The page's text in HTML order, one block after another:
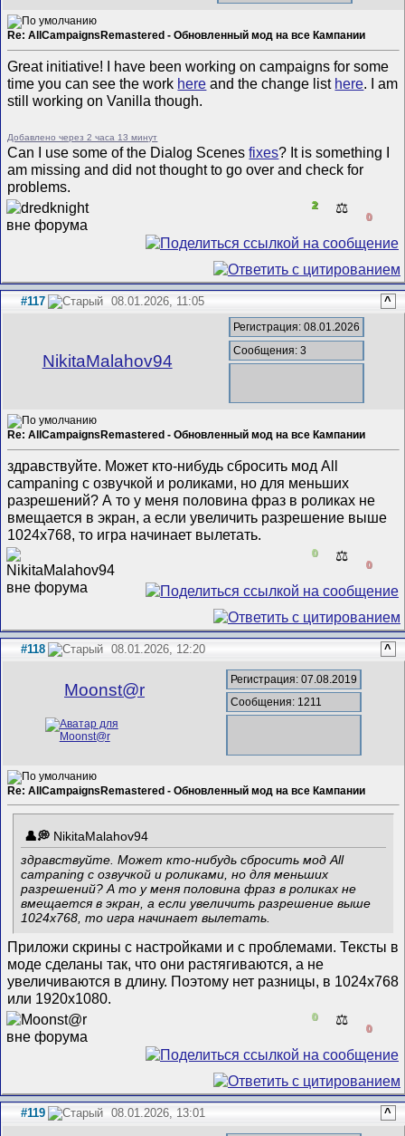
Re: AllCampaignsRemastered - Обновленный мод на все Кампании
Great initiative! I have been working on campaigns for some
time you can see the work here and the change list here. I am
still working on Vanilla though.
Добавлено через 2 часа 13 минут
Can I use some of the Dialog Scenesfixes? It is something I
am missing and did not thought to go over and check for
problems.
2 ⚖️
0
#117 08.01.2026, 11:05 ^
NikitaMalahov94
Регистрация: 08.01.2026
Сообщения: 3
Re: AllCampaignsRemastered - Обновленный мод на все Кампании
здравствуйте. Может кто-нибудь сбросить мод All
campaning с озвучкой и роликами, но для меньших
разрешений? А то у меня половина фраз в роликах не
вмещается в экран, а если увеличить разрешение выше
1024х768, то игра начинает вылетать.
0 ⚖️
0
#118 08.01.2026, 12:20 ^
Mооnst@r
Регистрация: 07.08.2019
Сообщения: 1211
Re: AllCampaignsRemastered - Обновленный мод на все Кампании
NikitaMalahov94
здравствуйте. Может кто-нибудь сбросить мод All
campaning с озвучкой и роликами, но для меньших
разрешений? А то у меня половина фраз в роликах не
вмещается в экран, а если увеличить разрешение выше
1024х768, то игра начинает вылетать.
Приложи скрины с настройками и с проблемами. Тексты в
моде сделаны так, что они растягиваются, а не
увеличиваются в длину. Поэтому нет разницы, в 1024х768
или 1920х1080.
0 ⚖️
0
#119 08.01.2026, 13:01 ^